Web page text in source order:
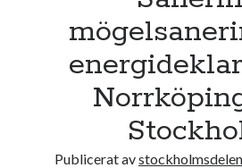
Publicerat avstockholmsdelen